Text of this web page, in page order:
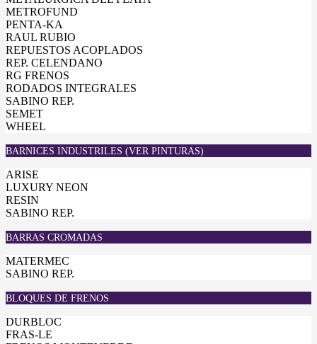
METROFUND
PENTA-KA
RAUL RUBIO
REPUESTOS ACOPLADOS
REP. CELENDANO
RG FRENOS
RODADOS INTEGRALES
SABINO REP.
SEMET
WHEEL
BARNICES INDUSTRILES (VER PINTURAS)
ARISE
LUXURY NEON
RESIN
SABINO REP.
BARRAS CROMADAS
MATERMEC
SABINO REP.
BLOQUES DE FRENOS
DURBLOC
FRAS-LE